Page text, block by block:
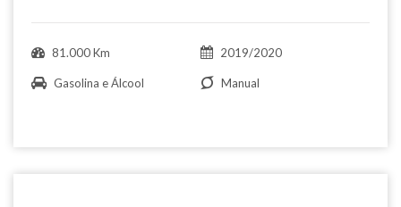
81.000 Km 2019/2020
Gasolina e Álcool Manual